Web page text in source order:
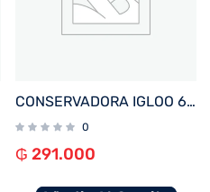
CONSERVADORA IGLOO 6 LITROS RETRO LITTLE PLAYMATE AMARILLO 32712
0
₲ 291.000